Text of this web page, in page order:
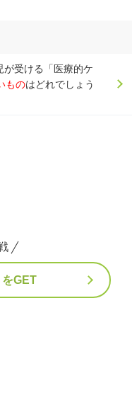
受ける「医療的ケ
ものはどれでしょう
GET